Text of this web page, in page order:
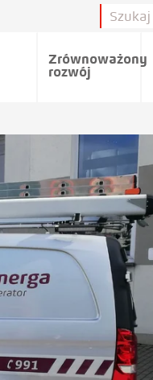
Zrównoważony
rozwój